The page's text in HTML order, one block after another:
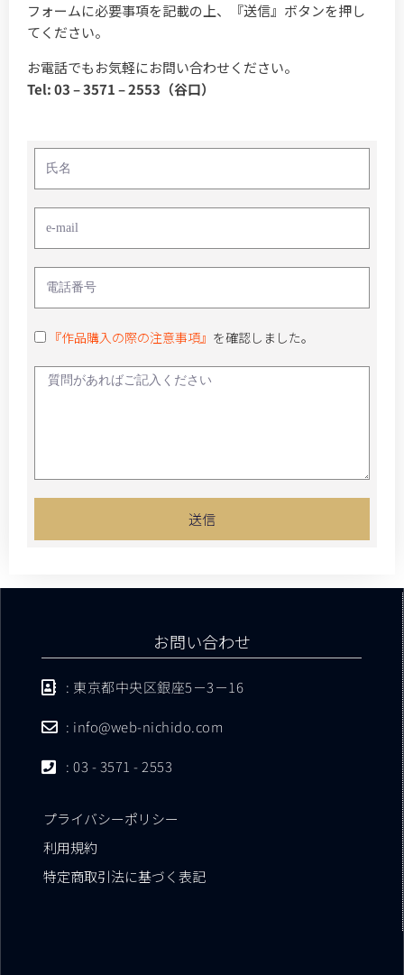
フォームに必要事項を記載の上、『送信』ボタンを押し
てください。
お電話でもお気軽にお問い合わせください。
Tel: 03 – 3571 – 2553（谷口）
『作品購入の際の注意事項』 を確認しました。
送信
お問い合わせ
: 東京都中央区銀座5－3－16
: info@web-nichido.com
: 03 - 3571 - 2553
プライバシーポリシー
利用規約
特定商取引法に基づく表記